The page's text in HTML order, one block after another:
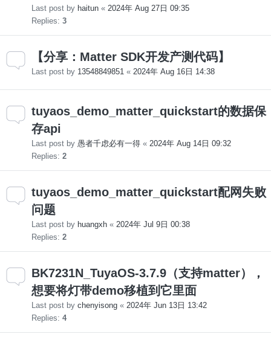
Last post by haitun « 2024年 Aug 27日 09:35
Replies: 3
【分享：Matter SDK开发产测代码】
Last post by 13548849851 « 2024年 Aug 16日 14:38
tuyaos_demo_matter_quickstart的数据保
存api
Last post by 愚者千虑必有一得 « 2024年 Aug 14日 09:32
Replies: 2
tuyaos_demo_matter_quickstart配网失败
问题
Last post by huangxh « 2024年 Jul 9日 00:38
Replies: 2
BK7231N_TuyaOS-3.7.9（支持matter），
想要将灯带demo移植到它里面
Last post by chenyisong « 2024年 Jun 13日 13:42
Replies: 4